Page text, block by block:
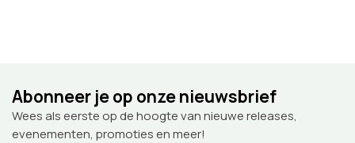
Abonneer je op onze nieuwsbrief
Wees als eerste op de hoogte van nieuwe releases,
evenementen, promoties en meer!